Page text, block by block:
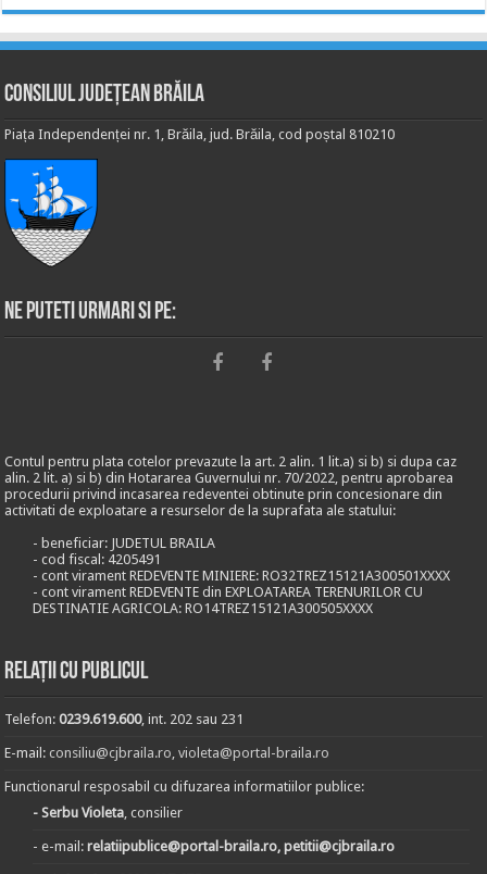
Consiliul Județean Brăila
Piața Independenței nr. 1, Brăila, jud. Brăila, cod poștal 810210
Ne puteti urmari si pe:
Contul pentru plata cotelor prevazute la art. 2 alin. 1 lit.a) si b) si dupa caz
alin. 2 lit. a) si b) din Hotararea Guvernului nr. 70/2022, pentru aprobarea
procedurii privind incasarea redeventei obtinute prin concesionare din
activitati de exploatare a resurselor de la suprafata ale statului:
- beneficiar: JUDETUL BRAILA
- cod fiscal: 4205491
- cont virament REDEVENTE MINIERE: RO32TREZ15121A300501XXXX
- cont virament REDEVENTE din EXPLOATAREA TERENURILOR CU
DESTINATIE AGRICOLA: RO14TREZ15121A300505XXXX
Relații cu publicul
Telefon:0239.619.600, int. 202 sau 231
E-mail:consiliu@cjbraila.ro,violeta@portal-braila.ro
Functionarul resposabil cu difuzarea informatiilor publice:
- Serbu Violeta, consilier
- e-mail:relatiipublice@portal-braila.ro, petitii@cjbraila.ro